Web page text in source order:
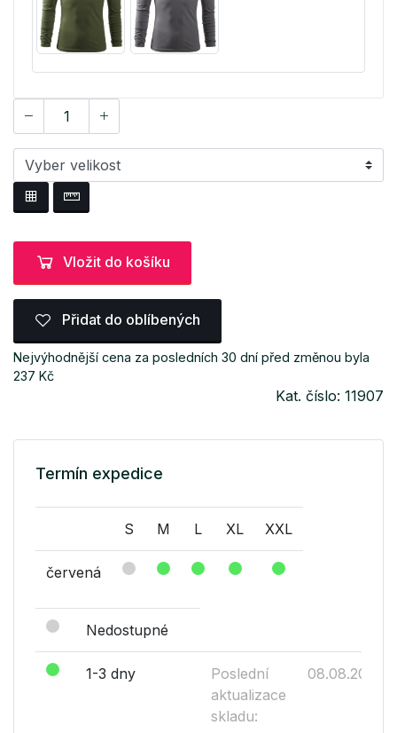
Vložit do košíku
Přidat do oblíbených
Nejvýhodnější cena za posledních 30 dní před změnou byla
237 Kč
Kat. číslo: 11907
Termín expedice
S M L XL XXL
červená
Nedostupné
1-3 dny
Poslední
aktualizace
skladu:
08.08.2026